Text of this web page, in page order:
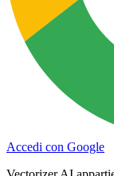
Accedi con Google